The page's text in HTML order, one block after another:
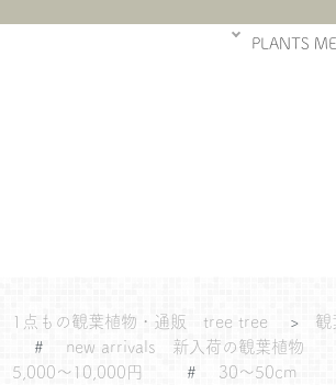
PLANTS
1点もの観葉植物・通販 tree tree >
#
new arrivals 新入荷の観葉植物
5,000～10,000円
# 30～50cm